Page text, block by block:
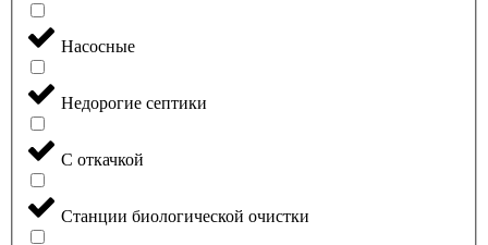
Насосные
Недорогие септики
С откачкой
Станции биологической очистки